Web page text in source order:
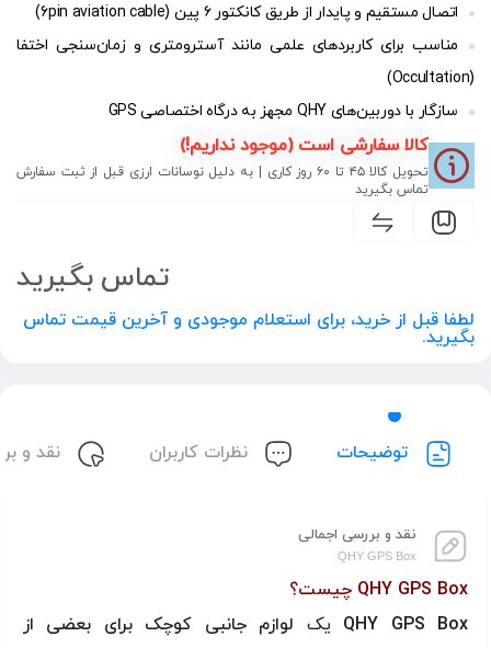
اتصال مستقیم و پایدار از طریق کانکتور ۶ پین (6pin aviation cable)
مناسب برای کاربردهای علمی مانند آسترومتری و زمان‌سنجی اختفا
(Occultation)
سازگار با دوربین‌های QHY مجهز به درگاه اختصاصی GPS
کالا سفارشی است (موجود نداریم!)
تحویل کالا ۴۵ تا ۶۰ روز کاری | به دلیل نوسانات ارزی قبل از ثبت سفارش
تماس بگیرید
تماس بگیرید
لطفا قبل از خرید، برای استعلام موجودی و آخرین قیمت تماس
بگیرید.
توضیحات نظرات کاربران نقد و
نقد و بررسی اجمالی
QHY GPS Box
QHY GPS Box چیست؟
QHY GPS Box یک لوازم جانبی کوچک برای بعضی از